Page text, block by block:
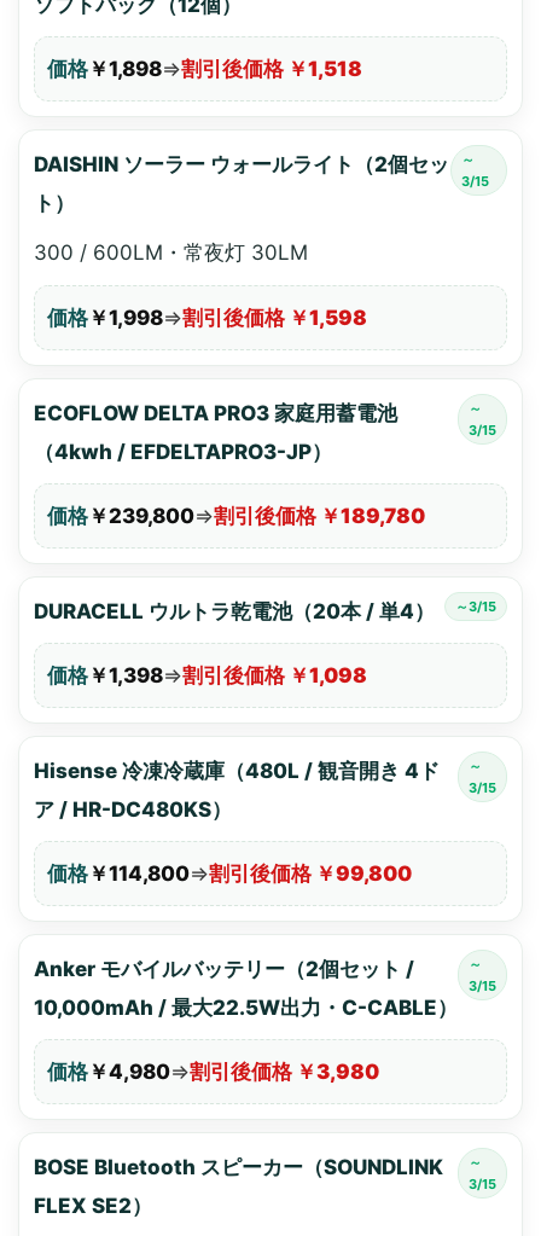
価格 ￥1,898⇒割引後価格 ￥1,518
DAISHIN ソーラー ウォールライト（2個セッ
ト）
～
3/15
300 / 600LM・常夜灯 30LM
価格 ￥1,998⇒割引後価格 ￥1,598
ECOFLOW DELTA PRO3 家庭用蓄電池
（4kwh / EFDELTAPRO3-JP）
～
3/15
価格 ￥239,800⇒割引後価格 ￥189,780
DURACELL ウルトラ乾電池（20本 / 単4） ～3/15
価格 ￥1,398⇒割引後価格 ￥1,098
Hisense 冷凍冷蔵庫（480L / 観音開き 4ド
ア / HR-DC480KS）
～
3/15
価格 ￥114,800⇒割引後価格 ￥99,800
Anker モバイルバッテリー（2個セット /
10,000mAh / 最大22.5W出力・C-CABLE）
～
3/15
価格 ￥4,980⇒割引後価格 ￥3,980
BOSE Bluetooth スピーカー（SOUNDLINK
FLEX SE2）
～
3/15